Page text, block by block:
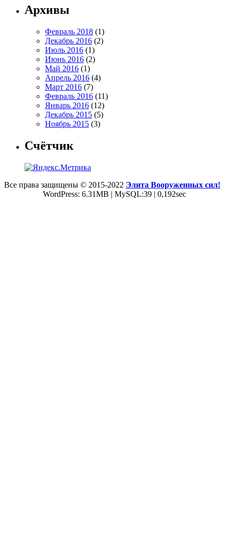
Архивы
Февраль 2018 (1)
Декабрь 2016 (2)
Июль 2016 (1)
Июнь 2016 (2)
Май 2016 (1)
Апрель 2016 (4)
Март 2016 (7)
Февраль 2016 (11)
Январь 2016 (12)
Декабрь 2015 (5)
Ноябрь 2015 (3)
Счётчик
Все права защищены © 2015-2022 Элита Вооруженных сил!
WordPress: 6.31MB | MySQL:39 | 0,192sec